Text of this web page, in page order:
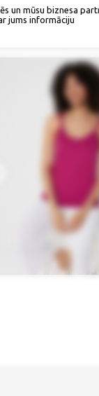
un mūsu biznesa
jums informāciju